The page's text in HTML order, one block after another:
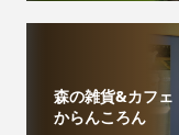
森の雑貨&カフェ
からんころん